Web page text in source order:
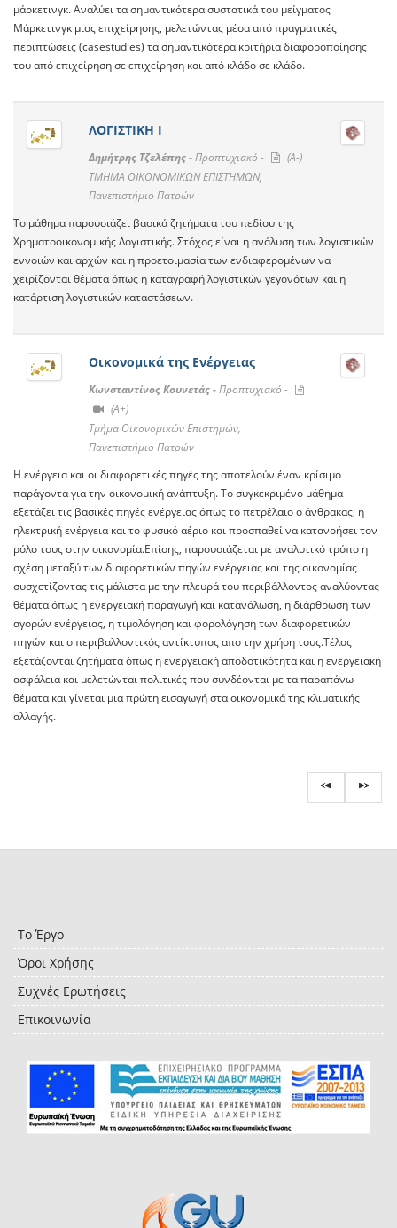
μάρκετινγκ. Αναλύει τα σημαντικότερα συστατικά του μείγματος
Μάρκετινγκ μιας επιχείρησης, μελετώντας μέσα από πραγματικές
περιπτώσεις (casestudies) τα σημαντικότερα κριτήρια διαφοροποίησης
του από επιχείρηση σε επιχείρηση και από κλάδο σε κλάδο.
ΛΟΓΙΣΤΙΚΗ Ι
Δημήτρης Τζελέπης -Προπτυχιακό -
(A-)
TMHMA ΟΙΚΟΝΟΜΙΚΩΝ ΕΠΙΣΤΗΜΩΝ,
Πανεπιστήμιο Πατρών
Το μάθημα παρουσιάζει βασικά ζητήματα του πεδίου της
Χρηματοοικονομικής Λογιστικής. Στόχος είναι η ανάλυση των λογιστικών
εννοιών και αρχών και η προετοιμασία των ενδιαφερομένων να
χειρίζονται θέματα όπως η καταγραφή λογιστικών γεγονότων και η
κατάρτιση λογιστικών καταστάσεων.
Οικονομικά της Ενέργειας
Κωνσταντίνος Κουνετάς -Προπτυχιακό -
(A+)
Τμήμα Οικονομικών Επιστημών,
Πανεπιστήμιο Πατρών
H ενέργεια και οι διαφορετικές πηγές της αποτελούν έναν κρίσιμο
παράγοντα για την οικονομική ανάπτυξη. Το συγκεκριμένο μάθημα
εξετάζει τις βασικές πηγές ενέργειας όπως το πετρέλαιο ο άνθρακας, η
ηλεκτρική ενέργεια και το φυσικό αέριο και προσπαθεί να κατανοήσει τον
ρόλο τους στην οικονομία.Επίσης, παρουσιάζεται με αναλυτικό τρόπο η
σχέση μεταξύ των διαφορετικών πηγών ενέργειας και της οικονομίας
συσχετίζοντας τις μάλιστα με την πλευρά του περιβάλλοντος αναλύοντας
θέματα όπως η ενεργειακή παραγωγή και κατανάλωση, η διάρθρωση των
αγορών ενέργειας, η τιμολόγηση και φορολόγηση των διαφορετικών
πηγών και ο περιβαλλοντικός αντίκτυπος απο την χρήση τους.Τέλος
εξετάζονται ζητήματα όπως η ενεργειακή αποδοτικότητα και η ενεργειακή
ασφάλεια και μελετώνται πολιτικές που συνδέονται με τα παραπάνω
θέματα και γίνεται μια πρώτη εισαγωγή στα οικονομικά της κλιματικής
αλλαγής.
Το Έργο
Όροι Χρήσης
Συχνές Ερωτήσεις
Επικοινωνία